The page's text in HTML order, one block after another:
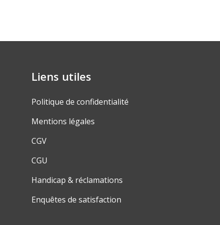
Liens utiles
Politique de confidentialité
Mentions légales
CGV
CGU
Handicap & réclamations
Enquêtes de satisfaction